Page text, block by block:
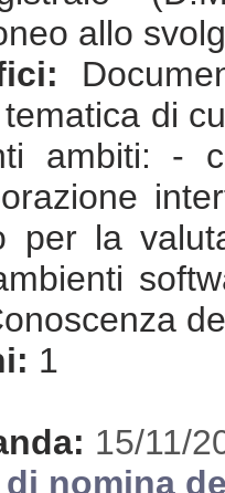
allo
tematica di
ambiti: -
per la
1
15/11/
nomina